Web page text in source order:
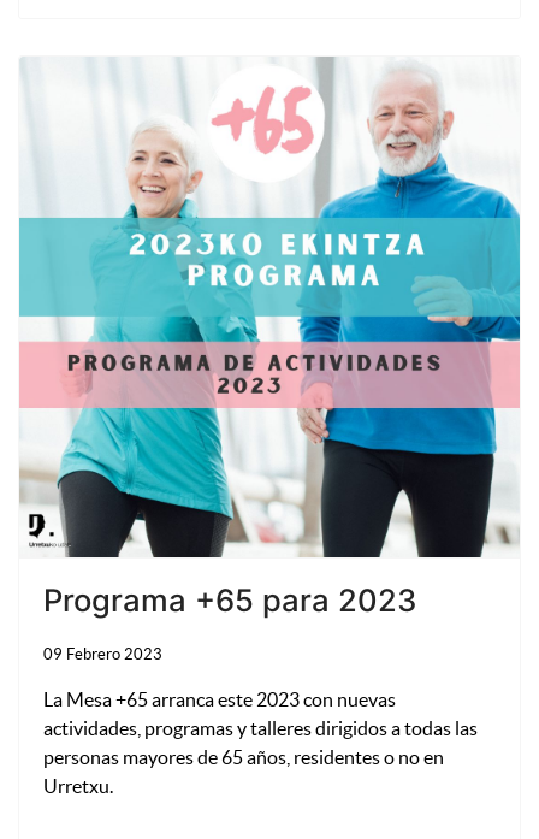
Programa +65 para 2023
09 Febrero 2023
La Mesa +65 arranca este 2023 con nuevas
actividades, programas y talleres dirigidos a todas las
personas mayores de 65 años, residentes o no en
Urretxu.